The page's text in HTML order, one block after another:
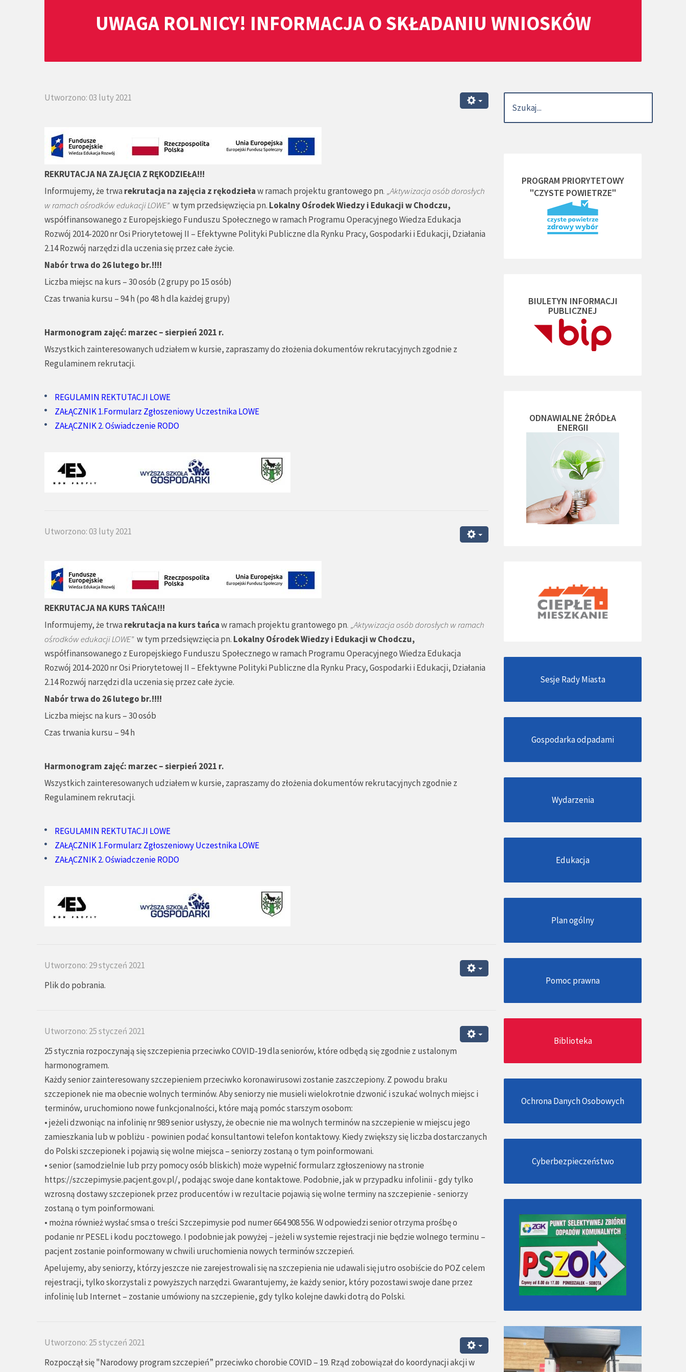
UWAGA ROLNICY! INFORMACJA O SKŁADANIU WNIOSKÓW
Utworzono: 03 luty 2021
REKRUTACJA NA ZAJĘCIA Z RĘKODZIEŁA!!!
Informujemy, że trwa rekrutacja na zajęcia z rękodzieław ramach projektu grantowego pn. „Aktywizacja osób dorosłych
w ramach ośrodków edukacji LOWE”w tym przedsięwzięcia pn. Lokalny Ośrodek Wiedzy i Edukacji w Chodczu,
współfinansowanego z Europejskiego Funduszu Społecznego w ramach Programu Operacyjnego Wiedza Edukacja
Rozwój 2014-2020 nr Osi Priorytetowej II – Efektywne Polityki Publiczne dla Rynku Pracy, Gospodarki i Edukacji, Działania
2.14 Rozwój narzędzi dla uczenia się przez całe życie.
Nabór trwa do 26 lutego br.!!!!
Liczba miejsc na kurs – 30 osób (2 grupy po 15 osób)
Czas trwania kursu – 94 h (po 48 h dla każdej grupy)
Harmonogram zajęć: marzec – sierpień 2021 r.
Wszystkich zainteresowanych udziałem w kursie, zapraszamy do złożenia dokumentów rekrutacyjnych zgodnie z
Regulaminem rekrutacji.
REGULAMIN REKTUTACJI LOWE
ZAŁĄCZNIK 1.Formularz Zgłoszeniowy Uczestnika LOWE
ZAŁĄCZNIK 2. Oświadczenie RODO
Utworzono: 03 luty 2021
REKRUTACJA NA KURS TAŃCA!!!
Informujemy, że trwa rekrutacja na kurs tańcaw ramach projektu grantowego pn. „Aktywizacja osób dorosłych w ramach
ośrodków edukacji LOWE”w tym przedsięwzięcia pn. Lokalny Ośrodek Wiedzy i Edukacji w Chodczu,
współfinansowanego z Europejskiego Funduszu Społecznego w ramach Programu Operacyjnego Wiedza Edukacja
Rozwój 2014-2020 nr Osi Priorytetowej II – Efektywne Polityki Publiczne dla Rynku Pracy, Gospodarki i Edukacji, Działania
2.14 Rozwój narzędzi dla uczenia się przez całe życie.
Nabór trwa do 26 lutego br.!!!!
Liczba miejsc na kurs – 30 osób
Czas trwania kursu – 94 h
Harmonogram zajęć: marzec – sierpień 2021 r.
Wszystkich zainteresowanych udziałem w kursie, zapraszamy do złożenia dokumentów rekrutacyjnych zgodnie z
Regulaminem rekrutacji.
REGULAMIN REKTUTACJI LOWE
ZAŁĄCZNIK 1.Formularz Zgłoszeniowy Uczestnika LOWE
ZAŁĄCZNIK 2. Oświadczenie RODO
Utworzono: 29 styczeń 2021
Plik do pobrania.
Utworzono: 25 styczeń 2021
25 stycznia rozpoczynają się szczepienia przeciwko COVID-19 dla seniorów, które odbędą się zgodnie z ustalonym
harmonogramem.
Każdy senior zainteresowany szczepieniem przeciwko koronawirusowi zostanie zaszczepiony. Z powodu braku
szczepionek nie ma obecnie wolnych terminów. Aby seniorzy nie musieli wielokrotnie dzwonić i szukać wolnych miejsc i
terminów, uruchomiono nowe funkcjonalności, które mają pomóc starszym osobom:
• jeżeli dzwoniąc na infolinię nr 989 senior usłyszy, że obecnie nie ma wolnych terminów na szczepienie w miejscu jego
zamieszkania lub w pobliżu - powinien podać konsultantowi telefon kontaktowy. Kiedy zwiększy się liczba dostarczanych
do Polski szczepionek i pojawią się wolne miejsca – seniorzy zostaną o tym poinformowani.
• senior (samodzielnie lub przy pomocy osób bliskich) może wypełnić formularz zgłoszeniowy na stronie
https://szczepimysie.pacjent.gov.pl/, podając swoje dane kontaktowe. Podobnie, jak w przypadku infolinii - gdy tylko
wzrosną dostawy szczepionek przez producentów i w rezultacie pojawią się wolne terminy na szczepienie - seniorzy
zostaną o tym poinformowani.
• można również wysłać smsa o treści Szczepimysie pod numer 664 908 556. W odpowiedzi senior otrzyma prośbę o
podanie nr PESEL i kodu pocztowego. I podobnie jak powyżej – jeżeli w systemie rejestracji nie będzie wolnego terminu –
pacjent zostanie poinformowany w chwili uruchomienia nowych terminów szczepień.
Apelujemy, aby seniorzy, którzy jeszcze nie zarejestrowali się na szczepienia nie udawali się jutro osobiście do POZ celem
rejestracji, tylko skorzystali z powyższych narzędzi. Gwarantujemy, że każdy senior, który pozostawi swoje dane przez
infolinię lub Internet – zostanie umówiony na szczepienie, gdy tylko kolejne dawki dotrą do Polski.
Utworzono: 25 styczeń 2021
Rozpoczął się "Narodowy program szczepień” przeciwko chorobie COVID – 19. Rząd zobowiązał do koordynacji akcji w
PROGRAM PRIORYTETOWY
"CZYSTE POWIETRZE"
BIULETYN INFORMACJI
PUBLICZNEJ
ODNAWIALNE ŻRÓDŁA
ENERGII
Sesje Rady Miasta
Gospodarka odpadami
Wydarzenia
Edukacja
Plan ogólny
Pomoc prawna
Biblioteka
Ochrona Danych Osobowych
Cyberbezpieczeństwo